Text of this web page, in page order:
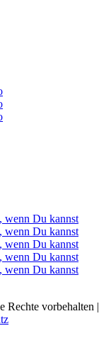
Rechte vorbehalten |